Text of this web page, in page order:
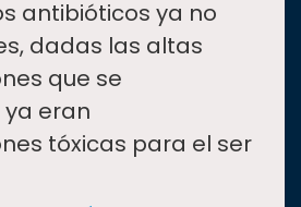
antibióticos ya no
dadas las altas
que se
eran
tóxicas para el ser